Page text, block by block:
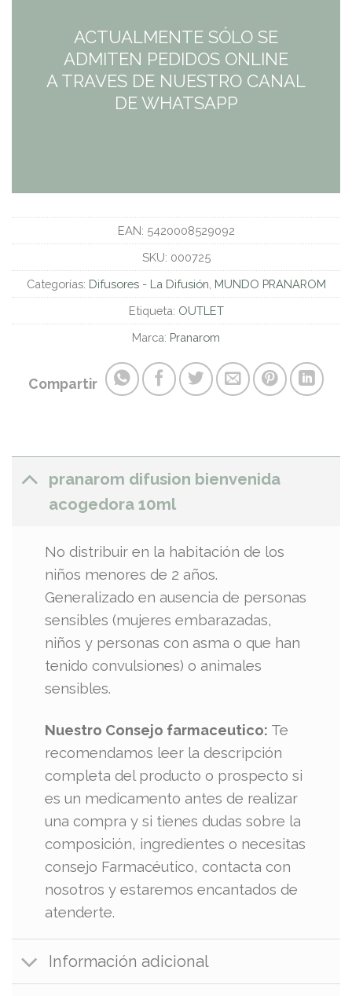
ACTUALMENTE SÓLO SE
ADMITEN PEDIDOS ONLINE
A TRAVES DE NUESTRO CANAL
DE WHATSAPP
EAN: 5420008529092
SKU: 000725
Categorías: Difusores - La Difusión MUNDO PRANAROM
Etiqueta: OUTLET
Marca: Pranarom
Compartir
pranarom difusion bienvenida
acogedora 10ml
No distribuir en la habitación de los
niños menores de 2 años.
Generalizado en ausencia de personas
sensibles (mujeres embarazadas,
niños y personas con asma o que han
tenido convulsiones) o animales
sensibles.
Nuestro Consejo farmaceutico: Te
recomendamos leer la descripción
completa del producto o prospecto si
es un medicamento antes de realizar
una compra y si tienes dudas sobre la
composición, ingredientes o necesitas
consejo Farmacéutico, contacta con
nosotros y estaremos encantados de
atenderte.
Información adicional